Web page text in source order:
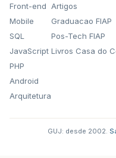
Front-end
Mobile
SQL
JavaScript
PHP
Android
Arquitetura
Artigos
Graduacao FIAP
Pos-Tech FIAP
Livros Casa do
GUJ: desde 2002.